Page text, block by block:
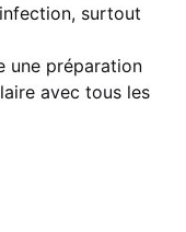
surtout
une préparation
avec tous les